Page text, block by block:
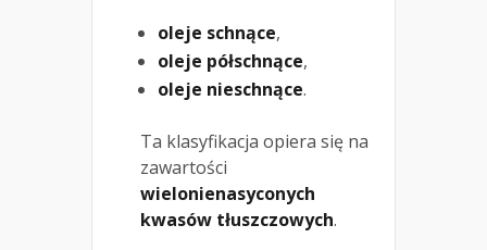
oleje schnące,
oleje półschnące,
oleje nieschnące.
Ta klasyfikacja opiera się na
zawartości
wielonienasyconych
kwasów tłuszczowych.